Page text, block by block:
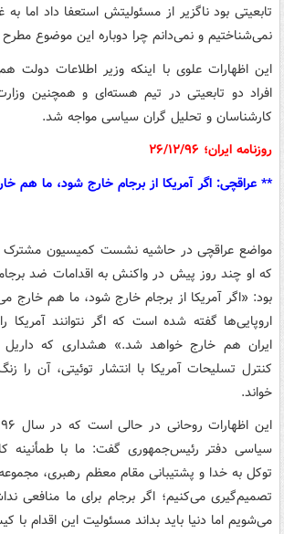
تابعیتی بود ناگزیر از مسئولیتش استعفا داد اما
نمی‌شناختیم و نمی‌دانم چرا دوباره این موضوع
این اظهارات علوی با اینکه وزیر اطلاعات
افراد دو تابعیتی در تیم هسته‌ای و همچنین
کارشناسان و تحلیل گران سیاسی مواجه شد.
روزنامه ایران؛ ۲۶/۱۲/۹۶
** عراقچی: اگر آمریکا از برجام خارج شود، ما هم
مواضع عراقچی در حاشیه نشست کمیسیون
که او چند روز پیش در واکنش به اقدامات ضد
بود: «اگر آمریکا از برجام خارج شود، ما هم خارج
اروپایی‌ها گفته شده است که اگر نتوانند آمریکا
ایران هم خارج خواهد شد.» هشداری که داریل
کنترل تسلیحات آمریکا با انتشار توئیتی، آن را
خواند.
سیاسی دفتر رئیس‌جمهوری گفت: ما با طمأنینه
توکل به خدا و پشتیبانی مقام معظم رهبری،
تصمیم‌گیری می‌کنیم؛ اگر برجام برای ما منافعی
می‌شویم اما دنیا باید بداند مسئولیت این اقدام با